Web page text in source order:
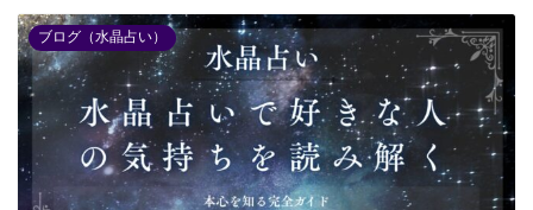
ブログ（水晶占い）